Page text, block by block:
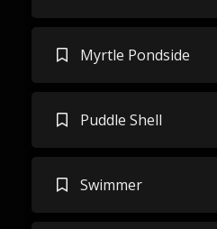
Myrtle Pondside
Puddle Shell
Swimmer